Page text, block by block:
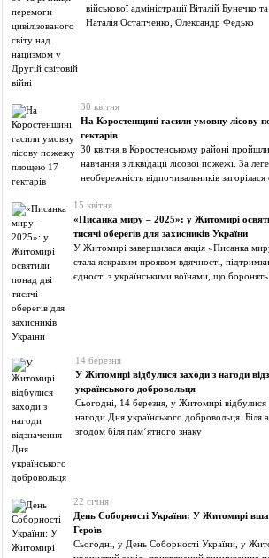
військової адміністрації Віталій Бунечко
Наталія Остапченко, Олександр Федько
30 квітня
На Коростенщині гасили умовну лісову
гектарів
30 квітня в Коростенському районі
навчання з ліквідації лісової пожежі. За
необережність відпочивальників загорілася
15 квітня
«Писанка миру – 2025»: у Житомирі
тисячі оберегів для захисників України
У Житомирі завершилася акція «Писанка
стала яскравим проявом вдячності,
єдності з українськими воїнами, що боронять
14 березня
У Житомирі відбулися заходи з нагоди
українського добровольця
Сьогодні, 14 березня, у Житомирі відбулися
нагоди Дня українського добровольця. Біля
згодом біля пам’ятного знаку
22 січня
День Соборності України: У Житомирі
Героїв
Сьогодні, у День Соборності України, у